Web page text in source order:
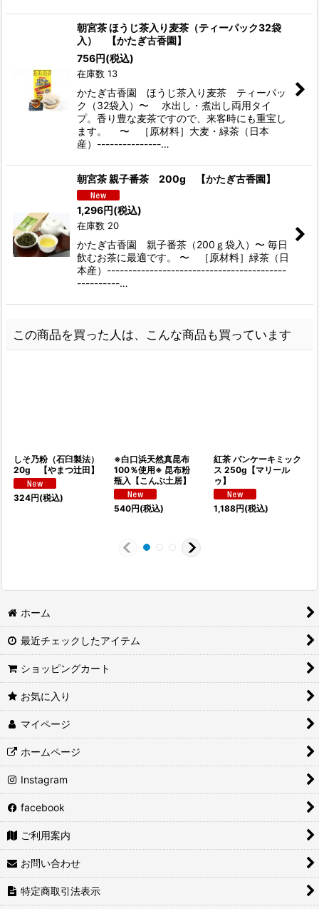
朝宮茶 ほうじ茶入り麦茶（ティーパック32袋
入） 【かたぎ古香園】
756円(税込)
在庫数 13
かたぎ古香園 ほうじ茶入り麦茶 ティーパッ
ク（32袋入）〜 水出し・煮出し両用タイ
プ。香り豊な麦茶ですので、来客時にも重宝し
ます。 〜 ［原材料］大麦・緑茶（日本
産）---------------…
朝宮茶 親子番茶 200g 【かたぎ古香園】
1,296円(税込)
在庫数 20
かたぎ古香園 親子番茶（200ｇ袋入）〜 毎日
飲むお茶に最適です。 〜 ［原材料］緑茶（日
本産）------------------------------------------
----------…
この商品を買った人は、こんな商品も買っています
しそ乃粉（石臼製法）
20g 【やまつ辻田】
324円(税込)
※白口浜天然真昆布
100％使用※ 昆布粉
瓶入【こんぶ土居】
540円(税込)
紅茶 パンケーキミック
ス 250g【マリール
ゥ】
1,188円(税込)
ホーム
最近チェックしたアイテム
ショッピングカート
お気に入り
マイページ
ホームページ
Instagram
facebook
ご利用案内
お問い合わせ
特定商取引法表示